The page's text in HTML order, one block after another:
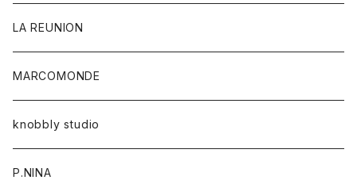
LA REUNION
MARCOMONDE
knobbly studio
P.NINA